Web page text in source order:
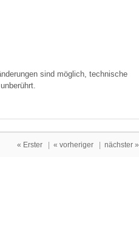
sind möglich, technische
« Erster « vorheriger nächster »